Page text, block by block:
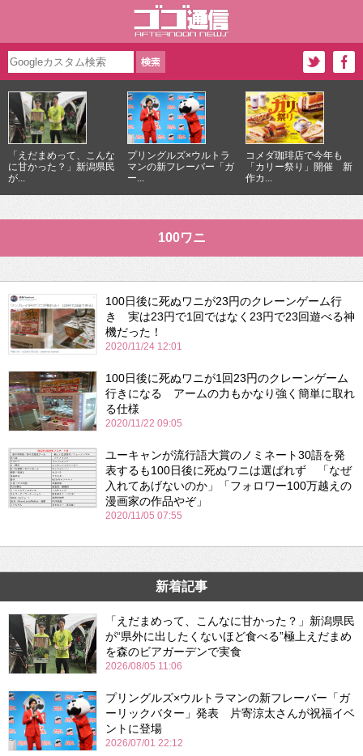
「えだまめって、こんな
に甘かった？」新潟県民
が...
プリングルズ×ウルトラ
マンの新フレーバー「ガ
ー...
コメダ珈琲店で今年も
「カリー祭り」開催 新
作カ...
100ワニ
100日後に死ぬワニが23円のクレーンゲーム行
き 実は23円で1回ではなく23円で23回遊べる神
機だった！
2020/11/24 12:01
100日後に死ぬワニが1回23円のクレーンゲーム
行きになる アームの力もかなり強く簡単に取れ
る仕様
2020/11/22 09:05
ユーキャンが流行語大賞のノミネート30語を発
表するも100日後に死ぬワニは選ばれず 「なぜ
入れてあげないのか」「フォロワー100万越えの
漫画家の作品やぞ」
2020/11/05 07:55
新着記事
「えだまめって、こんなに甘かった？」新潟県民
が“県外に出したくないほど食べる”極上えだまめ
を森のビアガーデンで実食
2026/08/05 11:06
プリングルズ×ウルトラマンの新フレーバー「ガ
ーリックバター」発表 片寄涼太さんが祝福イベ
ントに登場
2026/07/01 22:12